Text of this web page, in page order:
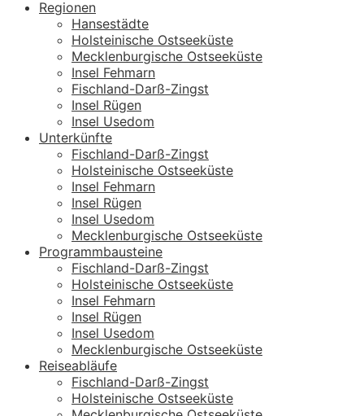
Regionen
Hansestädte
Holsteinische Ostseeküste
Mecklenburgische Ostseeküste
Insel Fehmarn
Fischland-Darß-Zingst
Insel Rügen
Insel Usedom
Unterkünfte
Fischland-Darß-Zingst
Holsteinische Ostseeküste
Insel Fehmarn
Insel Rügen
Insel Usedom
Mecklenburgische Ostseeküste
Programmbausteine
Fischland-Darß-Zingst
Holsteinische Ostseeküste
Insel Fehmarn
Insel Rügen
Insel Usedom
Mecklenburgische Ostseeküste
Reiseabläufe
Fischland-Darß-Zingst
Holsteinische Ostseeküste